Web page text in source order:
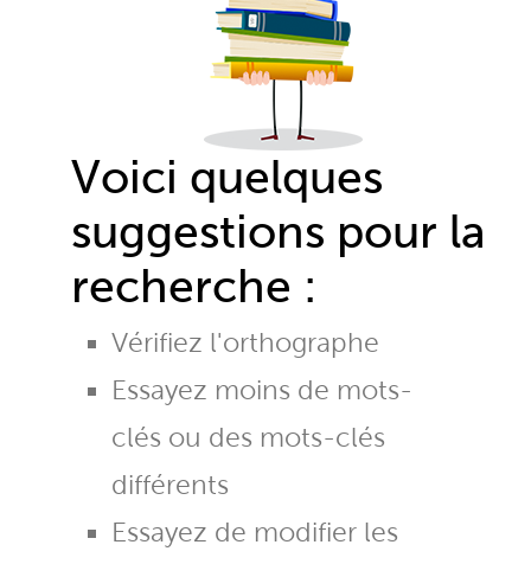
Voici quelques
suggestions pour la
recherche :
Vérifiez l'orthographe
Essayez moins de mots-
clés ou des mots-clés
différents
Essayez de modifier les